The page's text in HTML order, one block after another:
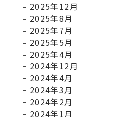
2025年12月
2025年8月
2025年7月
2025年5月
2025年4月
2024年12月
2024年4月
2024年3月
2024年2月
2024年1月